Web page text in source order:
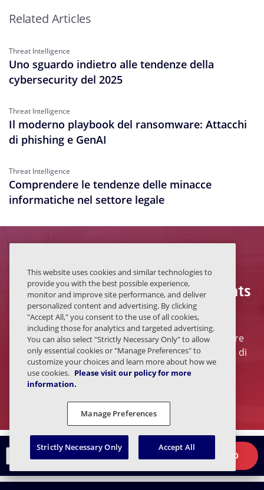
Related Articles
Threat Intelligence
Uno sguardo indietro alle tendenze della
cybersecurity del 2025
Threat Intelligence
Il moderno playbook del ransomware: Attacchi
di phishing e GenAI
Threat Intelligence
Comprendere le tendenze delle minacce
informatiche nel settore legale
Si abboni a Cyber Resilience Insights
per altri articoli come questi.
Riceva tutte le ultime notizie e le analisi del settore
della cybersecurity direttamente nella sua casella di
posta elettronica.
È pronto a proteggere il
livello umano?
RICHIEDI UNA DEMO
This website uses cookies and similar technologies to
provide you with the best possible experience,
monitor and improve site performance, and deliver
personalized content and advertising. By clicking
"Accept All," you consent to the use of all cookies,
including those for analytics and targeted advertising.
You can also select "Strictly Necessary Only" to allow
only essential cookies or "Manage Preferences" to
customize your choices and learn more about how we
use cookies. Please visit our policy for more
information.
Manage Preferences
Strictly Necessary Only Accept All